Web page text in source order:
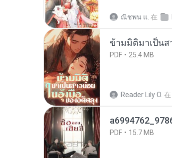
ณิชพน แ. 在
ข้ามมิติมาเป็น
PDF 25.4 MB
Reader Lily O. 在
PDF 15.7 MB